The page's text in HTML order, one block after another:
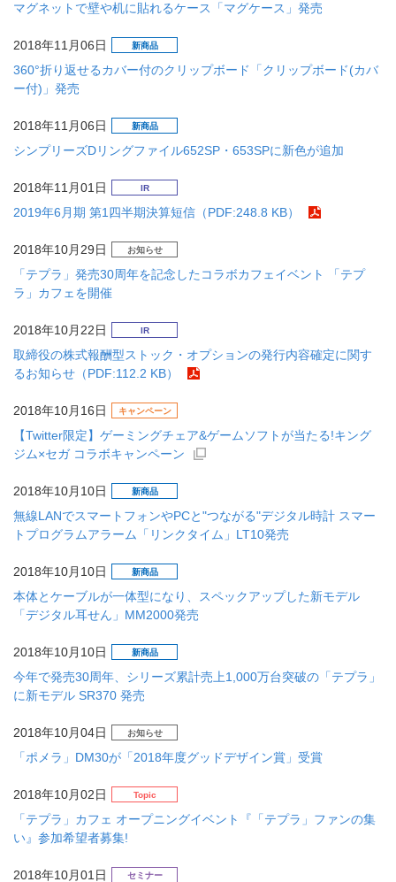
マグネットで壁や机に貼れるケース「マグケース」発売
2018年11月06日 新商品
360°折り返せるカバー付のクリップボード「クリップボード(カバ
ー付)」発売
2018年11月06日 新商品
シンプリーズDリングファイル652SP・653SPに新色が追加
2018年11月01日 IR
2019年6月期 第1四半期決算短信（PDF:248.8 KB）
2018年10月29日 お知らせ
「テプラ」発売30周年を記念したコラボカフェイベント 「テプ
ラ」カフェを開催
2018年10月22日 IR
取締役の株式報酬型ストック・オプションの発行内容確定に関す
るお知らせ（PDF:112.2 KB）
2018年10月16日 キャンペーン
【Twitter限定】ゲーミングチェア&ゲームソフトが当たる!キング
ジム×セガ コラボキャンペーン
2018年10月10日 新商品
無線LANでスマートフォンやPCと"つながる"デジタル時計 スマー
トプログラムアラーム「リンクタイム」LT10発売
2018年10月10日 新商品
本体とケーブルが一体型になり、スペックアップした新モデル
「デジタル耳せん」MM2000発売
2018年10月10日 新商品
今年で発売30周年、シリーズ累計売上1,000万台突破の「テプラ」
に新モデル SR370 発売
2018年10月04日 お知らせ
「ポメラ」DM30が「2018年度グッドデザイン賞」受賞
2018年10月02日 Topic
「テプラ」カフェ オープニングイベント『「テプラ」ファンの集
い』参加希望者募集!
2018年10月01日 セミナー